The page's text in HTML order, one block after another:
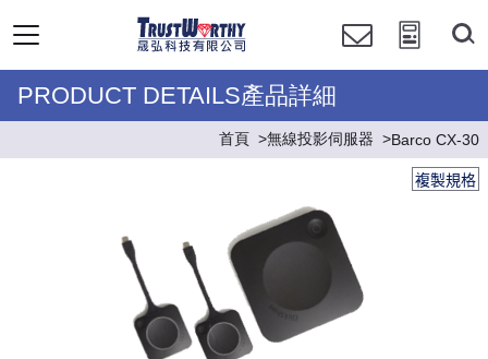
PRODUCT DETAILS產品詳細
首頁 無線投影伺服器 Barco CX-30
複製規格